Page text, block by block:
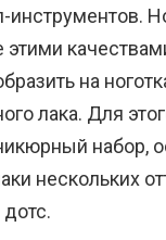
инструментов.
на
лака. Для
набор,
нескольких